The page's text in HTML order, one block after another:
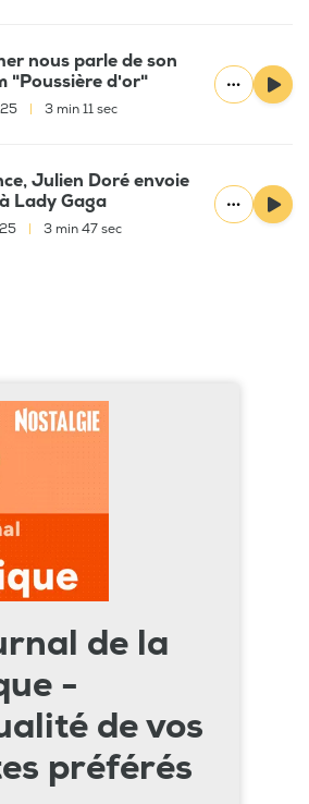
nous parle de son
"Poussière d'or"
3 min 11 sec
Julien Doré envoie
Lady Gaga
3 min 47 sec
de la
-
de vos
préférés